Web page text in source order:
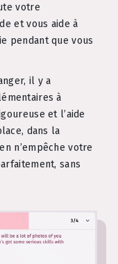
votre
et vous aide à
pendant que vous
il y a
à
et l’aide
dans la
n’empêche votre
sans